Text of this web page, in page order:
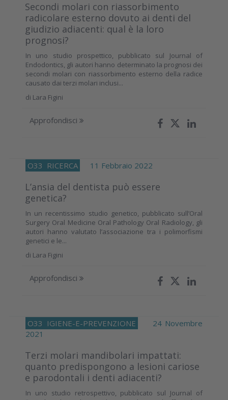
Secondi molari con riassorbimento
radicolare esterno dovuto ai denti del
giudizio adiacenti: qual è la loro
prognosi?
In uno studio prospettico, pubblicato sul Journal of
Endodontics, gli autori hanno determinato la prognosi dei
secondi molari con riassorbimento esterno della radice
causato dai terzi molari inclusi...
di Lara Figini
Approfondisci
O33 RICERCA 11 Febbraio 2022
L’ansia del dentista può essere
genetica?
In un recentissimo studio genetico, pubblicato sull’Oral
Surgery Oral Medicine Oral Pathology Oral Radiology, gli
autori hanno valutato l’associazione tra i polimorfismi
genetici e le...
di Lara Figini
Approfondisci
O33 IGIENE-E-PREVENZIONE
24 Novembre
2021
Terzi molari mandibolari impattati:
quanto predispongono a lesioni cariose
e parodontali i denti adiacenti?
In uno studio retrospettivo, pubblicato sul Journal of